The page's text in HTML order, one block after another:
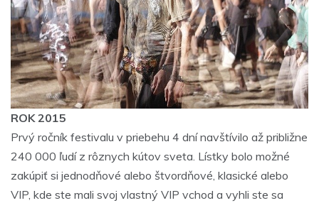
ROK 2015
Prvý ročník festivalu v priebehu 4 dní navštívilo až približne
240 000 ľudí z rôznych kútov sveta. Lístky bolo možné
zakúpiť si jednodňové alebo štvordňové, klasické alebo
VIP, kde ste mali svoj vlastný VIP vchod a vyhli ste sa